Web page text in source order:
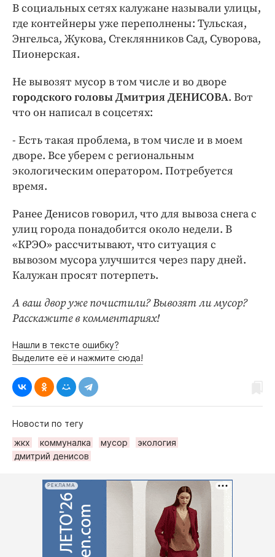
В социальных сетях калужане называли улицы,
где контейнеры уже переполнены: Тульская,
Энгельса, Жукова, Стеклянников Сад, Суворова,
Пионерская.
Не вывозят мусор в том числе и во дворе
городского головы Дмитрия ДЕНИСОВА. Вот
что он написал в соцсетях:
- Есть такая проблема, в том числе и в моем
дворе. Все уберем с региональным
экологическим оператором. Потребуется
время.
Ранее Денисов говорил, что для вывоза снега с
улиц города понадобится около недели. В
«КРЭО» рассчитывают, что ситуация с
вывозом мусора улучшится через пару дней.
Калужан просят потерпеть.
А ваш двор уже почистили? Вывозят ли мусор?
Расскажите в комментариях!
Нашли в тексте ошибку?
Выделите её и нажмите сюда!
Новости по тегу
жкх
коммуналка мусор
экология
дмитрий денисов
РЕКЛАМА